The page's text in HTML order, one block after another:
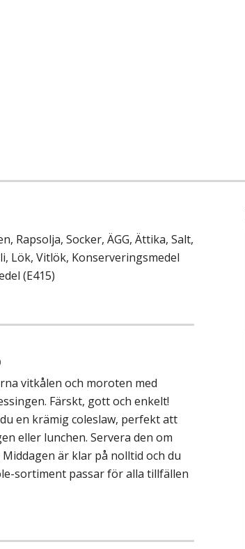
Rapsolja, Socker, ÄGG, Ättika, Salt,
Lök, Vitlök, Konserveringsmedel
(E415)
vitkålen och moroten med
Färskt, gott och enkelt!
en krämig coleslaw, perfekt att
eller lunchen. Servera den om
är klar på nolltid och du
sortiment passar för alla tillfällen